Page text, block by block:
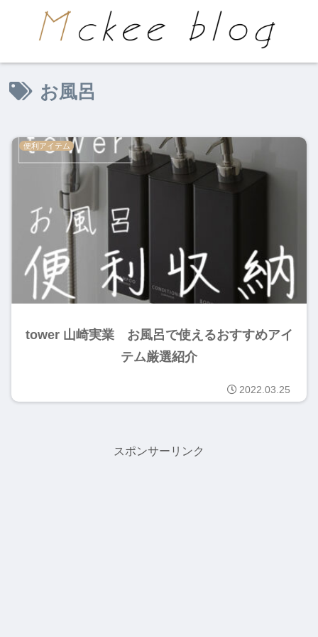
お風呂
便利アイテム
tower 山崎実業 お風呂で使えるおすすめアイ
テム厳選紹介
2022.03.25
スポンサーリンク